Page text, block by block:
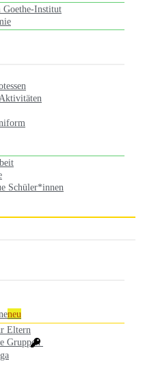
Goethe-Institut
Schüler*innen
neu
Eltern
Gruppen